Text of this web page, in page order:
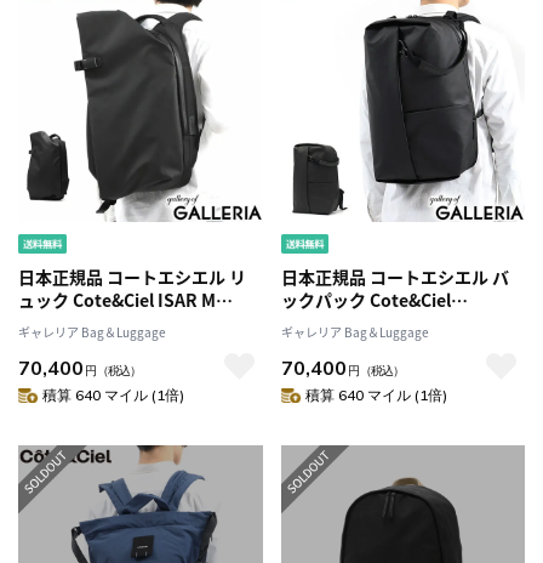
日本正規品 コートエシエル リ
ュック Cote&Ciel ISAR M
Obsidian イザール リュックサ
ック 通勤 通学 A4 B4 大容量 2層
ノートPC 撥水 メンズ レディー
ス 28620
ギャレリア Bag＆Luggage
70,400 円 （税込）
積算 640 マイル (1倍)
日本正規品 コートエシエル バ
ックパック Cote&Ciel
SORMONNE OBSIDIAN
BLACK リュック 通勤 A4 B4 PC
撥水 大容量 メンズ レディース
ブラック
ギャレリア Bag＆Luggage
70,400 円 （税込）
積算 640 マイル (1倍)